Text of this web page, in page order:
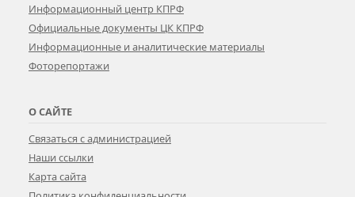
Информационный центр КПРФ
Официальные документы ЦК КПРФ
Информационные и аналитические материалы
Фоторепортажи
О САЙТЕ
Связаться с администрацией
Наши ссылки
Карта сайта